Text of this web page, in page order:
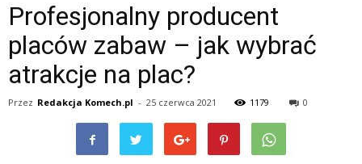
Profesjonalny producent
placów zabaw – jak wybrać
atrakcje na plac?
Przez Redakcja Komech.pl - 25 czerwca 2021 1179 0